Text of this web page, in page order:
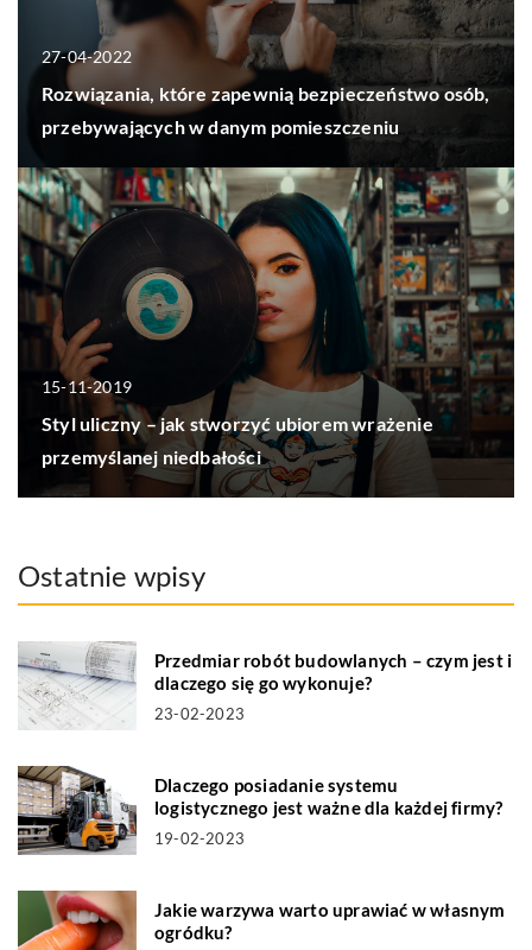
27-04-2022
Rozwiązania, które zapewnią bezpieczeństwo osób,
przebywających w danym pomieszczeniu
15-11-2019
Styl uliczny – jak stworzyć ubiorem wrażenie
przemyślanej niedbałości
Ostatnie wpisy
Przedmiar robót budowlanych – czym jest i
dlaczego się go wykonuje?
23-02-2023
Dlaczego posiadanie systemu
logistycznego jest ważne dla każdej firmy?
19-02-2023
Jakie warzywa warto uprawiać w własnym
ogródku?